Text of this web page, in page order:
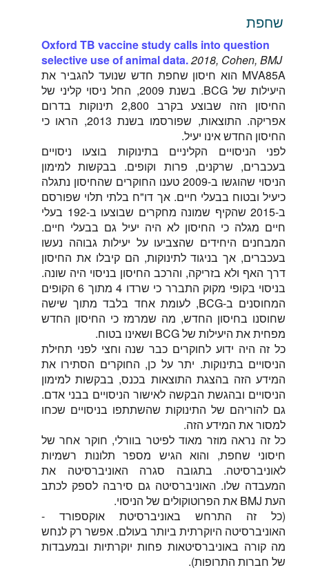
שחפת
Oxford TB vaccine study calls into question
selective use of animal data.2018, Cohen, BMJ
MVA85A הוא חיסון שחפת חדש שנועד להגביר את
היעילות של BCG. בשנת 2009, החל ניסוי קליני של
החיסון הזה שבוצע בקרב 2,800 תינוקות בדרום
אפריקה. התוצאות, שפורסמו בשנת 2013, הראו כי
החיסון החדש אינו יעיל.
לפני הניסויים הקליניים בתינוקות בוצעו ניסויים
בעכברים, שרקנים, פרות וקופים. בבקשות למימון
הניסוי שהוגשו ב-2009 טענו החוקרים שהחיסון נתגלה
כיעיל ובטוח בבעלי חיים. אך דו"ח בלתי תלוי שפורסם
ב-2015 שהקיף שמונה מחקרים שבוצעו ב-192 בעלי
חיים מגלה כי החיסון לא היה יעיל גם בבעלי חיים.
המבחנים היחידים שהצביעו על יעילות גבוהה נעשו
בעכברים, אך בניגוד לתינוקות, הם קיבלו את החיסון
דרך האף ולא בזריקה, והרכב החיסון בניסוי היה שונה.
בניסוי בקופי מקוק התברר כי שרדו 4 מתוך 6 הקופים
המחוסנים ב-BCG, לעומת אחד בלבד מתוך שישה
שחוסנו בחיסון החדש, מה שמרמז כי החיסון החדש
מפחית את היעילות של BCG ושאינו בטוח.
כל זה היה ידוע לחוקרים כבר שנה וחצי לפני תחילת
הניסויים בתינוקות. יתר על כן, החוקרים הסתירו את
המידע הזה בהצגת התוצאות בכנס, בבקשות למימון
הניסויים ובהגשת הבקשה לאישור הניסויים בבני אדם.
גם להוריהם של התינוקות שהשתתפו בניסויים שכחו
למסור את המידע הזה.
כל זה נראה מוזר מאוד לפיטר בוורלי, חוקר אחר של
חיסוני שחפת, והוא הגיש מספר תלונות רשמיות
לאוניברסיטה. בתגובה סגרה האוניברסיטה את
המעבדה שלו. האוניברסיטה גם סירבה לספק לכתב
העת BMJ את הפרוטוקולים של הניסוי.
(כל זה התרחש באוניברסיטת אוקספורד -
האוניברסיטה היוקרתית ביותר בעולם. אפשר רק לנחש
מה קורה באוניברסיטאות פחות יוקרתיות ובמעבדות
של חברות התרופות).